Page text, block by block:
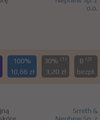
o.o.
100%
10,66 zł
30% (1)
3,20 zł
B (2)
bezpł.
Smith &